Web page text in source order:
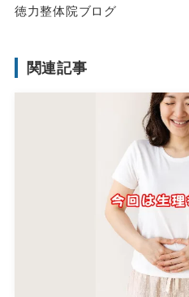
徳力整体院ブログ
関連記事